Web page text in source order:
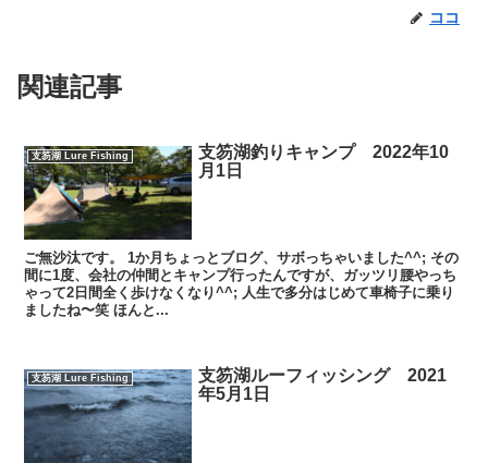
ココ
関連記事
支笏湖 Lure Fishing
支笏湖釣りキャンプ 2022年10
月1日
ご無沙汰です。 1か月ちょっとブログ、サボっちゃいました^^; その
間に1度、会社の仲間とキャンプ行ったんですが、ガッツリ腰やっち
ゃって2日間全く歩けなくなり^^; 人生で多分はじめて車椅子に乗り
ましたね〜笑 ほんと...
支笏湖 Lure Fishing
支笏湖ルーフィッシング 2021
年5月1日